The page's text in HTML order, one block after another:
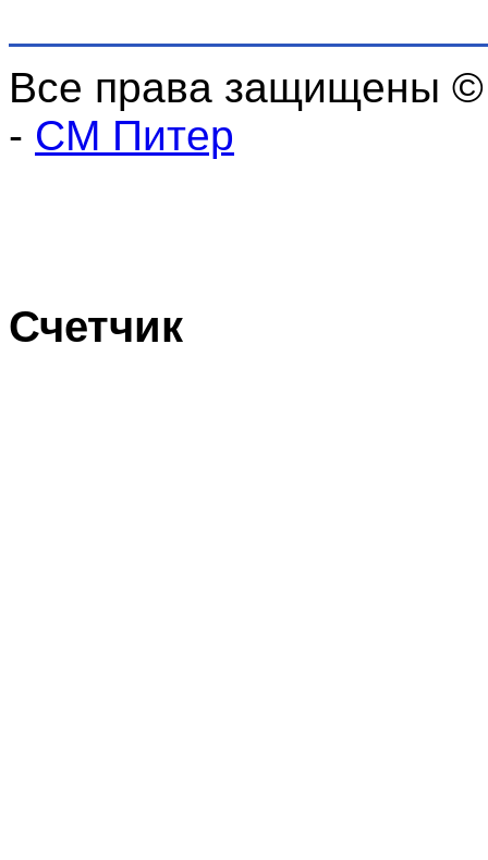
Все права защищены
- СМ Питер
Счетчик